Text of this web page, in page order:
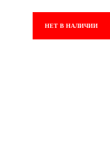
НЕТ В НАЛИЧИИ